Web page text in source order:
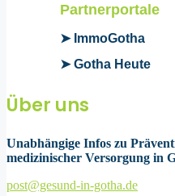
Partnerportale
➤ ImmoGotha
➤ Gotha Heute
Über uns
Unabhängige Infos zu
medizinischer Versorgung in
post@gesund-in-gotha.de